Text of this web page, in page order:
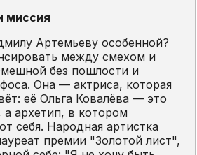
миссия
Артемьеву особенной?
между смехом и
без пошлости и
Она — актриса, которая
её Ольга Ковалёва — это
а архетип, в котором
себя. Народная артистка
премии "Золотой лист",